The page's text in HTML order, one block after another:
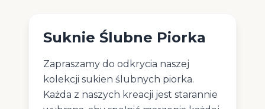
Suknie Ślubne Piorka
Zapraszamy do odkrycia naszej
kolekcji sukien ślubnych piorka.
Każda z naszych kreacji jest starannie